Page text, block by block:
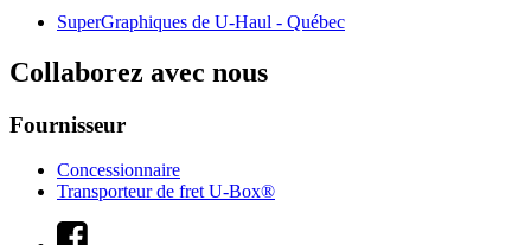
SuperGraphiques de U-Haul - Québec
Collaborez avec nous
Fournisseur
Concessionnaire
Transporteur de fret U-Box®